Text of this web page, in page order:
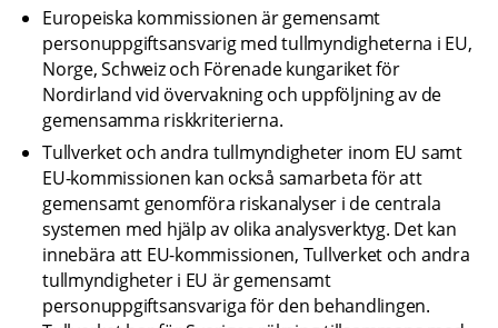
Europeiska kommissionen är gemensamt
personuppgiftsansvarig med tullmyndigheterna i EU,
Norge, Schweiz och Förenade kungariket för
Nordirland vid övervakning och uppföljning av de
gemensamma riskkriterierna.
Tullverket och andra tullmyndigheter inom EU samt
EU-kommissionen kan också samarbeta för att
gemensamt genomföra riskanalyser i de centrala
systemen med hjälp av olika analysverktyg. Det kan
innebära att EU-kommissionen, Tullverket och andra
tullmyndigheter i EU är gemensamt
personuppgiftsansvariga för den behandlingen.